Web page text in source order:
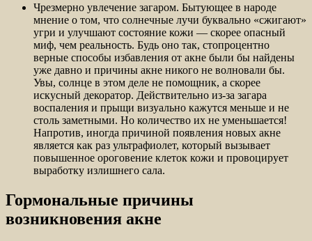
Чрезмерно увлечение загаром. Бытующее в народе
мнение о том, что солнечные лучи буквально «сжигают»
угри и улучшают состояние кожи — скорее опасный
миф, чем реальность. Будь оно так, стопроцентно
верные способы избавления от акне были бы найдены
уже давно и причины акне никого не волновали бы.
Увы, солнце в этом деле не помощник, а скорее
искусный декоратор. Действительно из-за загара
воспаления и прыщи визуально кажутся меньше и не
столь заметными. Но количество их не уменьшается!
Напротив, иногда причиной появления новых акне
является как раз ультрафиолет, который вызывает
повышенное ороговение клеток кожи и провоцирует
выработку излишнего сала.
Гормональные причины
возникновения акне